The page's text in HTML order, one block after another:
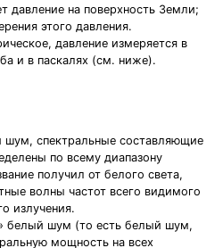
давление на поверхность Земли;
этого давления.
давление измеряется в
и в паскалях (см. ниже).
спектральные составляющие
по всему диапазону
получил от белого света,
волны частот всего видимого
излучения.
белый шум (то есть белый шум,
мощность на всех